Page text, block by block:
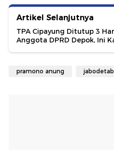
Artikel Selanjutnya
TPA Cipayung Ditutup 3
Anggota DPRD Depok, Ini
pramono anung